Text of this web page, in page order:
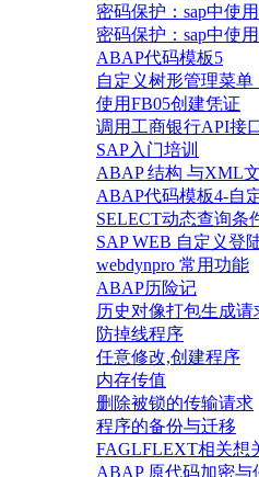
密码保护：sap中使
密码保护：sap中使
ABAP代码模板5
自定义树形管理菜单
使用FB05创建凭证
调用工商银行API接
SAP入门培训
ABAP 结构 与XML
ABAP代码模板4-自
SELECT动态查询条
SAP WEB 自定义登
webdynpro 常用功能
ABAP历险记
历史对像打包生成请
防掉线程序
任意修改,创建程序
内存传值
删除被锁的传输请求
程序的备份与迁移
FAGLFLEXT相关想
ABAP 原代码加密与